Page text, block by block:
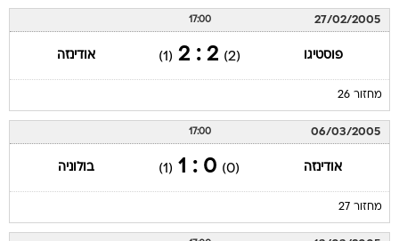
27/02/2005
17:00
פוסטיגו (2)
2 : 2
(1) אודינזה
מחזור 26
06/03/2005
17:00
אודינזה (0)
0 : 1
(1) בולוניה
מחזור 27